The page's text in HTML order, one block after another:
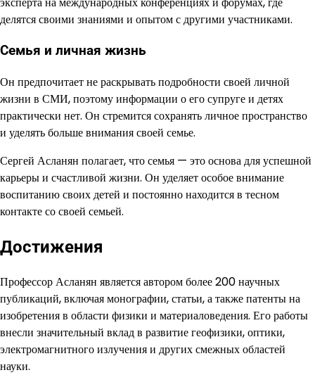
делятся своими знаниями и опытом с другими участниками.
Семья и личная жизнь
Он предпочитает не раскрывать подробности своей личной
жизни в СМИ, поэтому информации о его супруге и детях
практически нет. Он стремится сохранять личное пространство
и уделять больше внимания своей семье.
Сергей Асланян полагает, что семья — это основа для успешной
карьеры и счастливой жизни. Он уделяет особое внимание
воспитанию своих детей и постоянно находится в тесном
контакте со своей семьей.
Достижения
Профессор Асланян является автором более 200 научных
публикаций, включая монографии, статьи, а также патенты на
изобретения в области физики и материаловедения. Его работы
внесли значительный вклад в развитие геофизики, оптики,
электромагнитного излучения и других смежных областей
науки.